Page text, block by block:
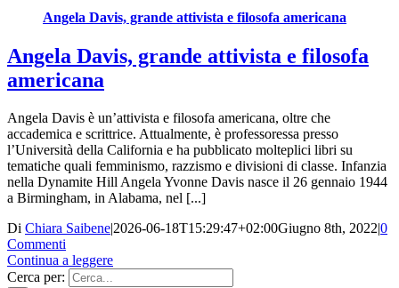
Angela Davis, grande attivista e filosofa americana
Angela Davis, grande attivista e filosofa
americana
Angela Davis è un’attivista e filosofa americana, oltre che
accademica e scrittrice. Attualmente, è professoressa presso
l’Università della California e ha pubblicato molteplici libri su
tematiche quali femminismo, razzismo e divisioni di classe. Infanzia
nella Dynamite Hill Angela Yvonne Davis nasce il 26 gennaio 1944
a Birmingham, in Alabama, nel [...]
Di Chiara Saibene|2026-06-18T15:29:47+02:00Giugno 8th, 2022|0
Commenti
Continua a leggere
Cerca per: